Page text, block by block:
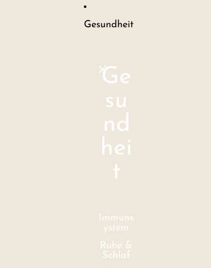
Gesundheit
Ge
su
nd
hei
t
Immuns
ystem
Ruhe &
Schlaf